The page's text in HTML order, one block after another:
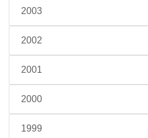
2003
2002
2001
2000
1999